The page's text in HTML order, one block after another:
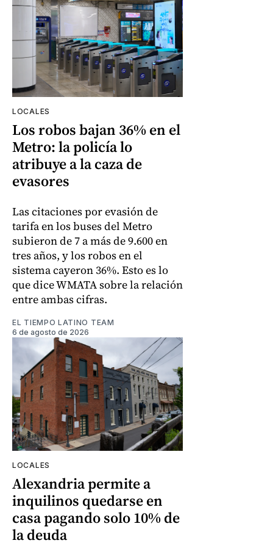
LOCALES
Los robos bajan 36% en el
Metro: la policía lo
atribuye a la caza de
evasores
Las citaciones por evasión de
tarifa en los buses del Metro
subieron de 7 a más de 9.600 en
tres años, y los robos en el
sistema cayeron 36%. Esto es lo
que dice WMATA sobre la relación
entre ambas cifras.
EL TIEMPO LATINO TEAM
6 de agosto de 2026
LOCALES
Alexandria permite a
inquilinos quedarse en
casa pagando solo 10% de
la deuda